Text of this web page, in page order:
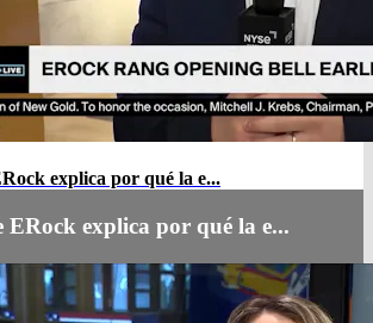
explica por qué la e...
ERock explica por qué la e...